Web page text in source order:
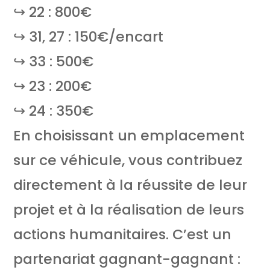
↪ 22 : 800€
↪ 31, 27 : 150€/encart
↪ 33 : 500€
↪ 23 : 200€
↪ 24 : 350€
En choisissant un emplacement
sur ce véhicule, vous contribuez
directement à la réussite de leur
projet et à la réalisation de leurs
actions humanitaires. C’est un
partenariat gagnant-gagnant :